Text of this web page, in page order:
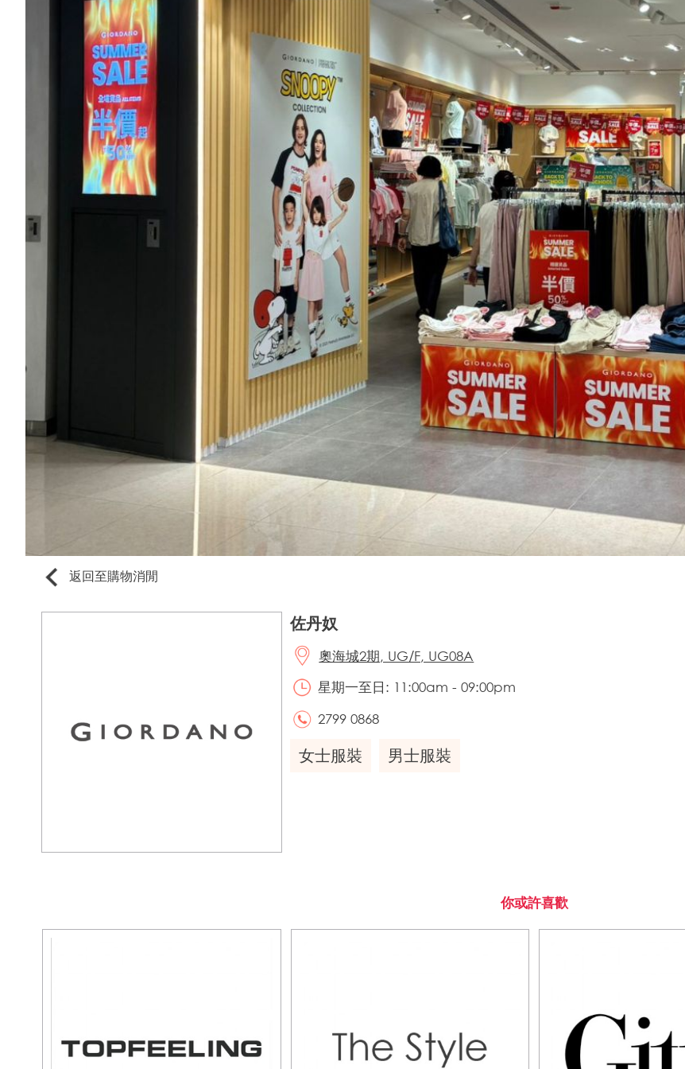
返回至購物消閒
佐丹奴
奧海城2期, UG/F, UG08A
星期一至日: 11:00am - 09:00pm
2799 0868
女士服裝 男士服裝
你或許喜歡